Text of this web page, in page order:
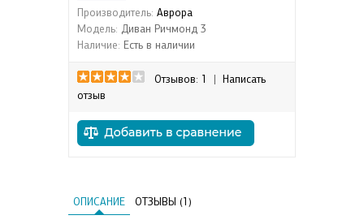
Производитель: Аврора
Модель: Диван Ричмонд 3
Наличие: Есть в наличии
Отзывов: 1
Написать
отзыв
ОПИСАНИЕ ОТЗЫВЫ (1)